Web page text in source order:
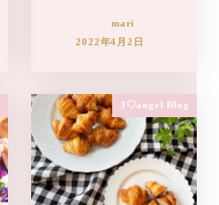
mari
2022年4月2日
3♡angel Blog